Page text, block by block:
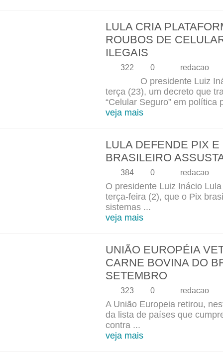
LULA CRIA
ROUBOS DE
ILEGAIS
322 0 redacao
O presidente Luiz
terça (23), um decreto que
“Celular Seguro” em política
veja mais
LULA DEFENDE PIX
BRASILEIRO
384 0 redacao
O presidente Luiz Inácio
terça-feira (2), que o Pix
sistemas ...
veja mais
UNIÃO EUROPÉIA
CARNE BOVINA DO
SETEMBRO
323 0 redacao
A União Europeia retirou,
da lista de países que
contra ...
veja mais